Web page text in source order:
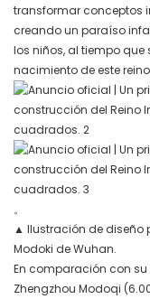
transformar conceptos
creando un paraíso
los niños, al tiempo
nacimiento de este
。
▲ Ilustración de diseño
Modoki de Wuhan.
En comparación con
Zhengzhou Modoqi